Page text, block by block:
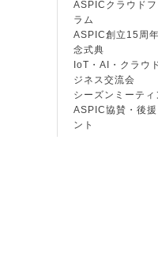
ASPICクラウド
ラム
ASPIC創立15周
念式典
IoT・AI・クラウ
ジネス交流会
シーズンミーティ
ASPIC協賛・後
ント